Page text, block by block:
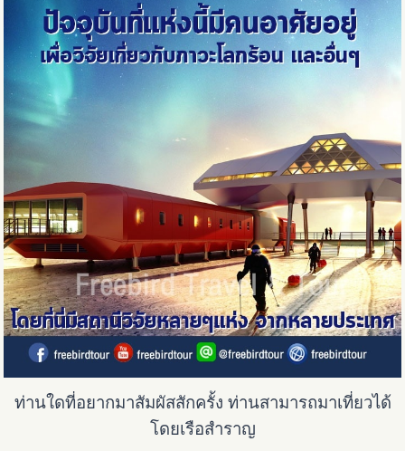
ท่านใดที่อยากมาสัมผัสสักครั้ง ท่านสามารถมาเที่ยวได้
โดยเรือสำราญ